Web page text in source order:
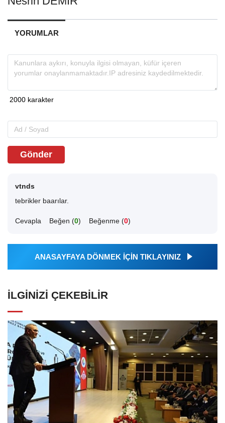
YORUMLAR
Gönder
vtnds
tebrikler baarılar.
Cevapla Beğen (0) Beğenme (0)
ANASAYFAYA DÖNMEK İÇİN TIKLAYINIZ
İLGINIZI ÇEKEBILIR